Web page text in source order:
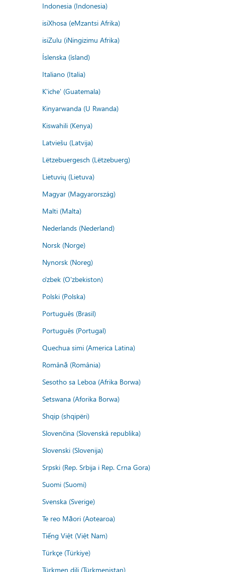
Indonesia (Indonesia)
isiXhosa (eMzantsi Afrika)
isiZulu (iNingizimu Afrika)
Íslenska (ísland)
Italiano (Italia)
K'iche' (Guatemala)
Kinyarwanda (U Rwanda)
Kiswahili (Kenya)
Latviešu (Latvija)
Lëtzebuergesch (Lëtzebuerg)
Lietuvių (Lietuva)
Magyar (Magyarország)
Malti (Malta)
Nederlands (Nederland)
Norsk (Norge)
Nynorsk (Noreg)
o'zbek (O'zbekiston)
Polski (Polska)
Português (Brasil)
Português (Portugal)
Quechua simi (America Latina)
Română (România)
Sesotho sa Leboa (Afrika Borwa)
Setswana (Aforika Borwa)
Shqip (shqipëri)
Slovenčina (Slovenská republika)
Slovenski (Slovenija)
Srpski (Rep. Srbija i Rep. Crna Gora)
Suomi (Suomi)
Svenska (Sverige)
Te reo Māori (Aotearoa)
Tiếng Việt (Việt Nam)
Türkçe (Türkiye)
Türkmen dili (Türkmenistan)